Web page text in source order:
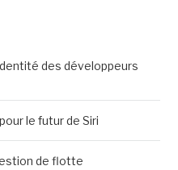
des développeurs
le futur de Siri
de flotte